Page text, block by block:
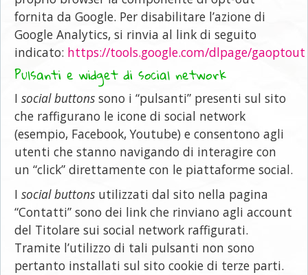
fornita da Google. Per disabilitare l’azione di
Google Analytics, si rinvia al link di seguito
indicato: https://tools.google.com/dlpage/gaoptout
Pulsanti e widget di social network
I social buttons sono i “pulsanti” presenti sul sito
che raffigurano le icone di social network
(esempio, Facebook, Youtube) e consentono agli
utenti che stanno navigando di interagire con
un “click” direttamente con le piattaforme social.
I social buttons utilizzati dal sito nella pagina
“Contatti” sono dei link che rinviano agli account
del Titolare sui social network raffigurati.
Tramite l’utilizzo di tali pulsanti non sono
pertanto installati sul sito cookie di terze parti.